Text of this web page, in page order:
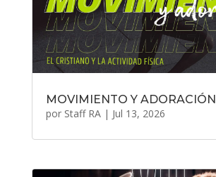
MOVIMIENTO Y ADORACIÓN
por Staff RA| Jul 13, 2026